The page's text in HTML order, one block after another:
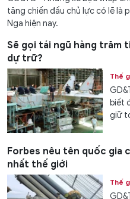
tăng chiến đấu chủ lực có lẽ là
Nga hiện nay.
Sẽ gọi tái ngũ hàng trăm
dự trữ?
Thế
biết
giữ
Forbes nêu tên quốc gia
nhất thế giới
Thế